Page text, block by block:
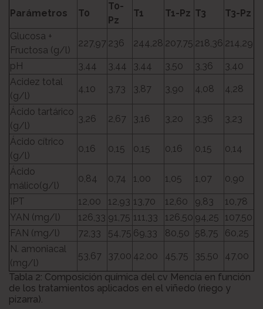
Parámetros T0
T0-
Pz
T1 T1-Pz T3 T3-Pz
Glucosa +
Fructosa (g/l)
227,97 236 244,28 207,75 218,36 214,29
pH 3,44 3,44 3,44 3,50 3,36
3,40
Acidez total
(g/l)
4,10 3,73 3,87 3,90 4,08 4,28
Ácido tartárico
(g/l)
3,26 2,67 3,16 3,20 3,36 3,23
Ácido cítrico
(g/l)
0,16 0,15 0,15 0,16 0,15 0,14
Ácido
málico(g/l)
0,84 0,74 1,00 1,05 1,07 0,90
IPT 12,00 12,93 13,70 12,60 9,83
10,78
YAN (mg/l)
126,33 91,75 111,33 126,50 94,25
107,50
FAN (mg/l)
72,33 54,75 69,33 80,50 58,75
60,25
N. amoniacal
(mg/l)
53,67 37,00 42,00 45,75 35,50
47,00
Tabla 2: Composición química del cv Mencía en función
de los tratamientos aplicados en el viñedo (riego y
pizarra).